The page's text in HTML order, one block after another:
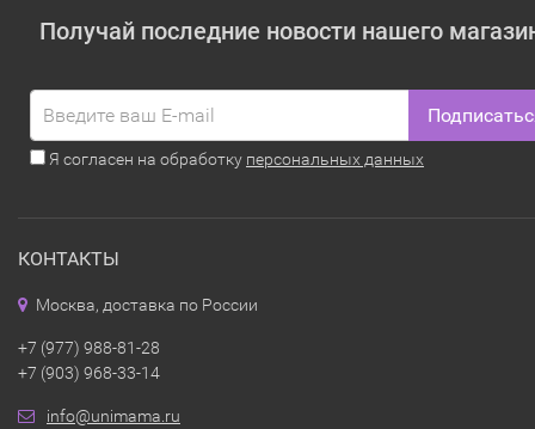
Получай последние новости нашего
Я согласен на обработку персональных данных
КОНТАКТЫ
Москва, доставка по России
+7 (977) 988-81-28
+7 (903) 968-33-14
info@unimama.ru